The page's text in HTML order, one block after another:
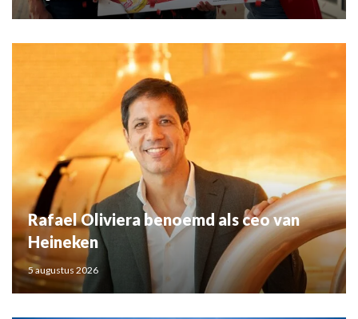
Rafael Oliviera benoemd als ceo van
Heineken
5 augustus 2026